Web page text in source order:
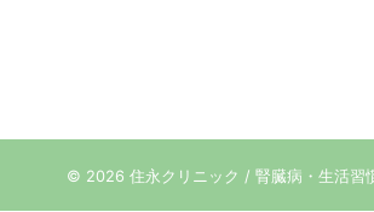
© 2026 住永クリニック / 腎臓病・生活習